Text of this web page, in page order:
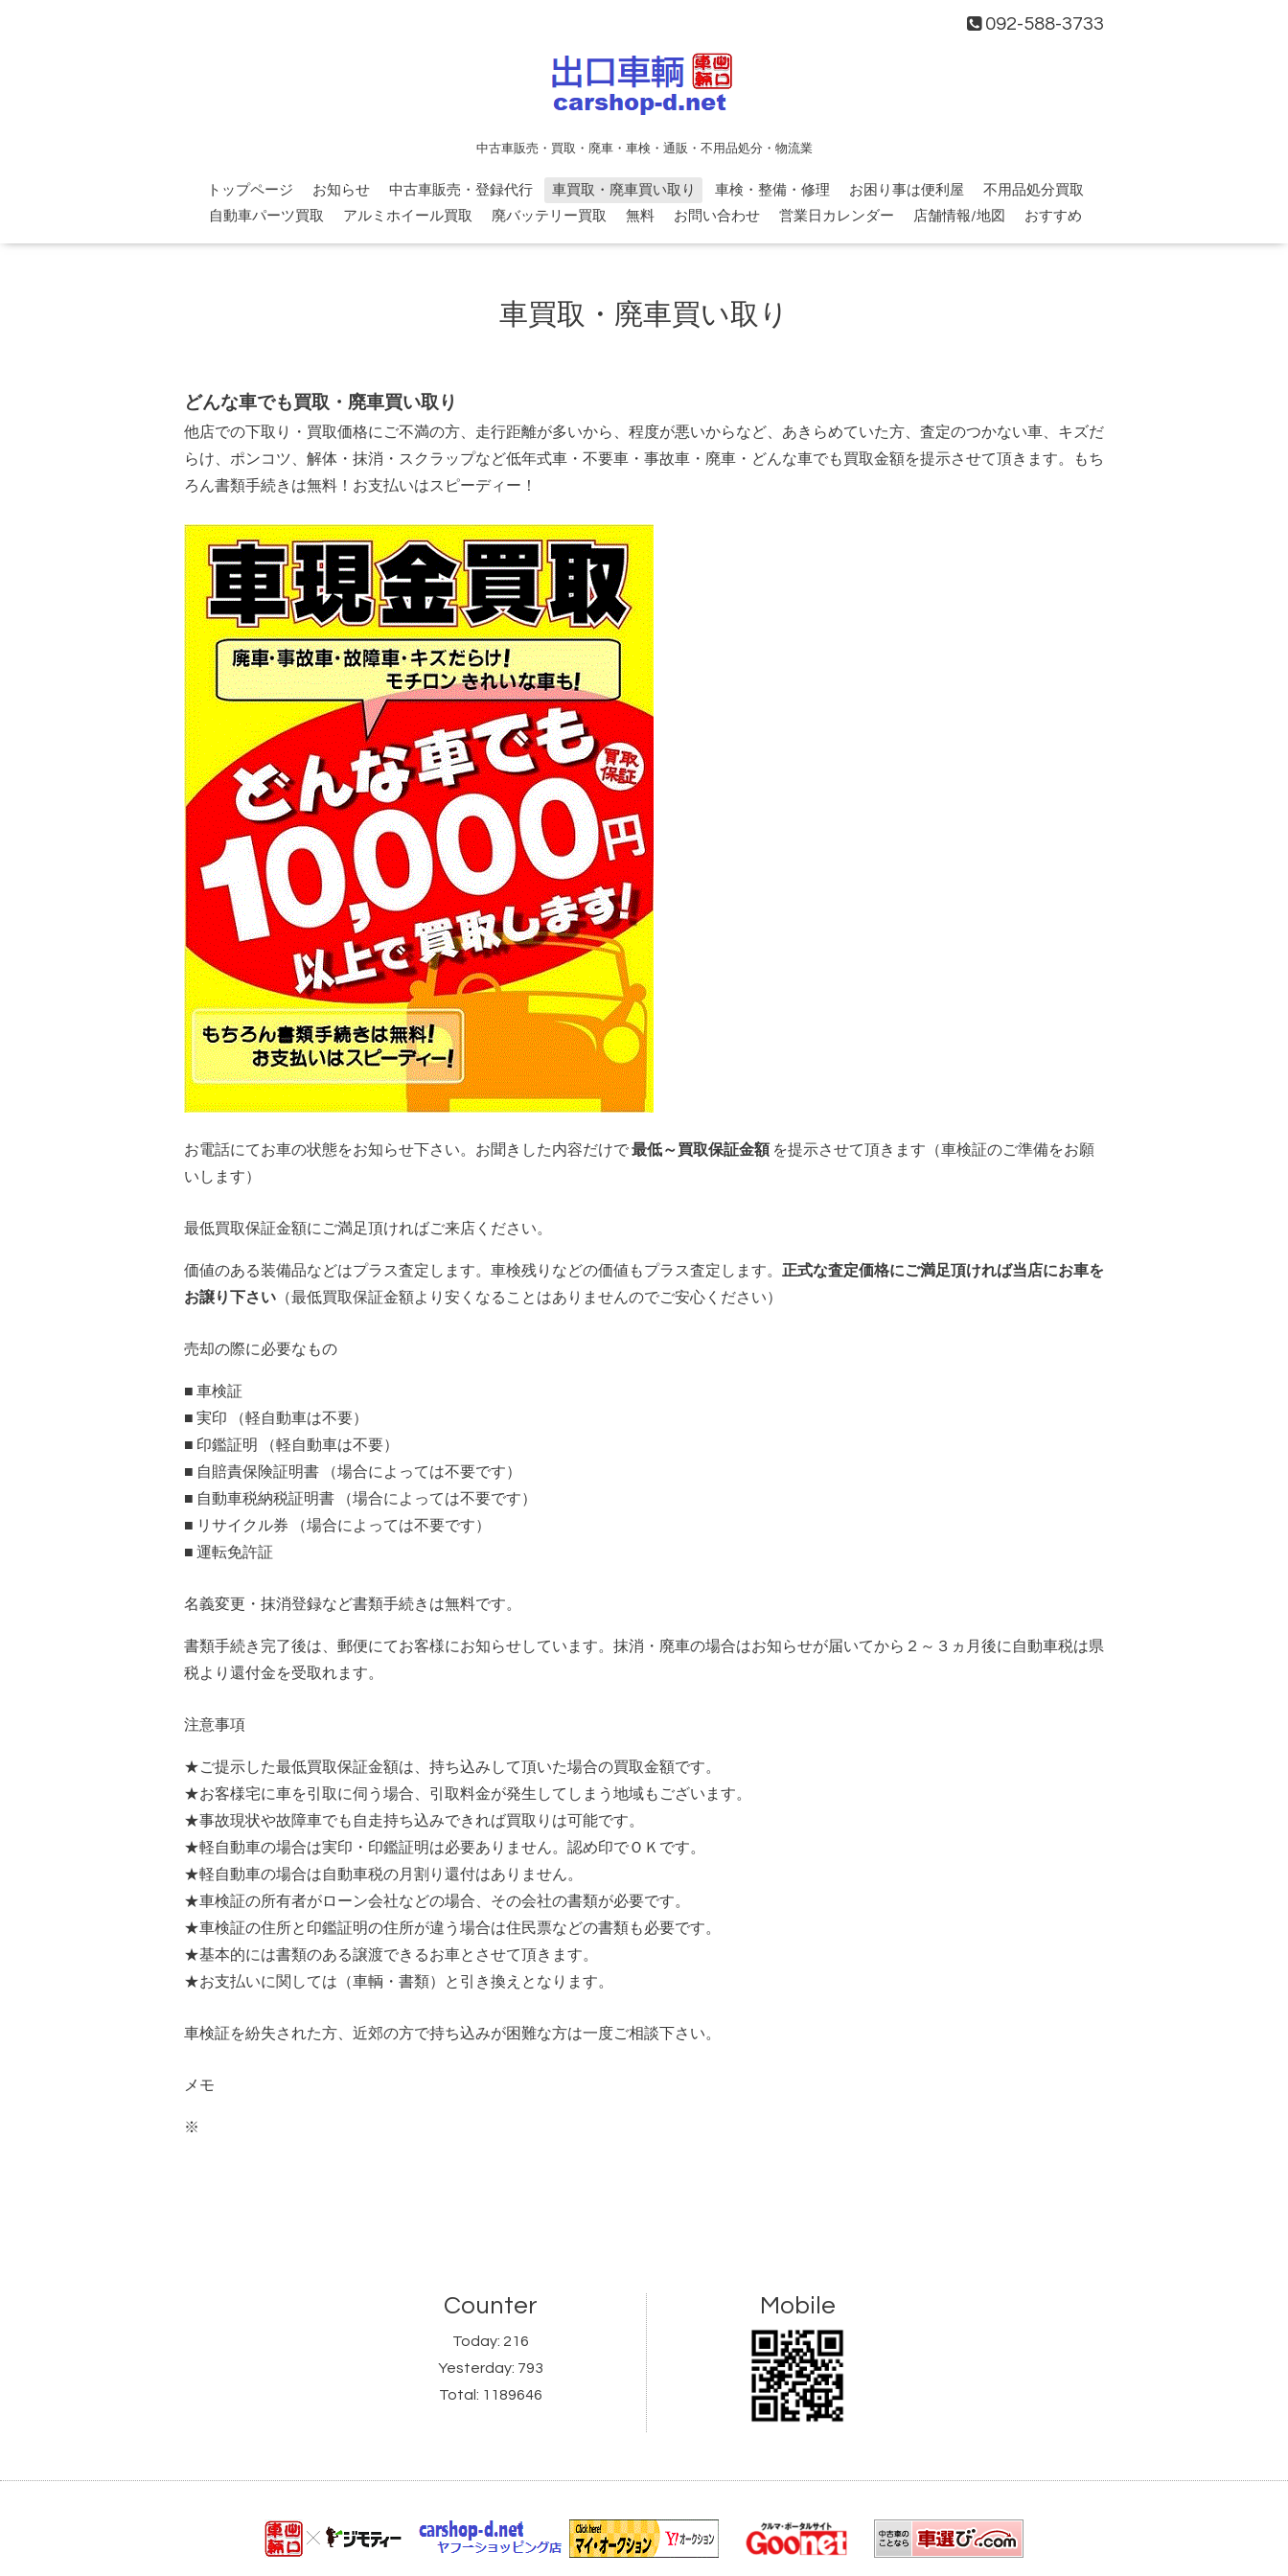
092-588-3733
中古車販売・買取・廃車・車検・通販・不用品処分・物流業
トップページ お知らせ 中古車販売・登録代行 車買取・廃車買い取り 車検・整備・修理 お困り事は便利屋
不用品処分買取
自動車パーツ買取
アルミホイール買取 廃バッテリー買取 無料 お問い合わせ 営業日カレンダー 店舗情報/地図 おすすめ
車買取・廃車買い取り
どんな車でも買取・廃車買い取り
他店での下取り・買取価格にご不満の方、走行距離が多いから、程度が悪いからなど、あきらめていた方、査定のつかない車、キズだ
らけ、ポンコツ、解体・抹消・スクラップなど低年式車・不要車・事故車・廃車・どんな車でも買取金額を提示させて頂きます。もち
ろん書類手続きは無料！お支払いはスピーディー！
お電話にてお車の状態をお知らせ下さい。お聞きした内容だけで最低～買取保証金額 を提示させて頂きます（車検証のご準備をお願
いします）
最低買取保証金額にご満足頂ければご来店ください。
価値のある装備品などはプラス査定します。車検残りなどの価値もプラス査定します。
正式な査定価格にご満足頂ければ当店にお車を
お譲り下さい （最低買取保証金額より安くなることはありませんのでご安心ください）
売却の際に必要なもの
■ 車検証
■ 実印 （軽自動車は不要）
■ 印鑑証明 （軽自動車は不要）
■ 自賠責保険証明書 （場合によっては不要です）
■ 自動車税納税証明書 （場合によっては不要です）
■ リサイクル券 （場合によっては不要です）
■ 運転免許証
名義変更・抹消登録など書類手続きは無料です。
書類手続き完了後は、郵便にてお客様にお知らせしています。抹消・廃車の場合はお知らせが届いてから２～３ヵ月後に自動車税は県
税より還付金を受取れます。
注意事項
★ご提示した最低買取保証金額は、持ち込みして頂いた場合の買取金額です。
★お客様宅に車を引取に伺う場合、引取料金が発生してしまう地域もございます。
★事故現状や故障車でも自走持ち込みできれば買取りは可能です。
★軽自動車の場合は実印・印鑑証明は必要ありません。認め印でＯＫです。
★軽自動車の場合は自動車税の月割り還付はありません。
★車検証の所有者がローン会社などの場合、その会社の書類が必要です。
★車検証の住所と印鑑証明の住所が違う場合は住民票などの書類も必要です。
★基本的には書類のある譲渡できるお車とさせて頂きます。
★お支払いに関しては（車輌・書類）と引き換えとなります。
車検証を紛失された方、近郊の方で持ち込みが困難な方は一度ご相談下さい。
メモ
※
Counter
Today: 216
Yesterday: 793
Total: 1189646
Mobile